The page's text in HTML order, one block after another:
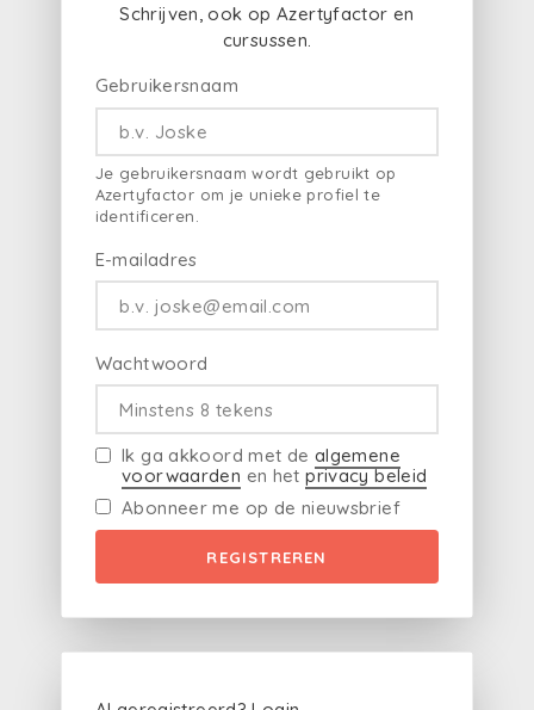
Schrijven, ook op Azertyfactor en
cursussen.
Gebruikersnaam
Je gebruikersnaam wordt gebruikt op
Azertyfactor om je unieke profiel te
identificeren.
E-mailadres
Wachtwoord
Ik ga akkoord met de algemene
voorwaarden en hetprivacy beleid
Abonneer me op de nieuwsbrief
REGISTREREN